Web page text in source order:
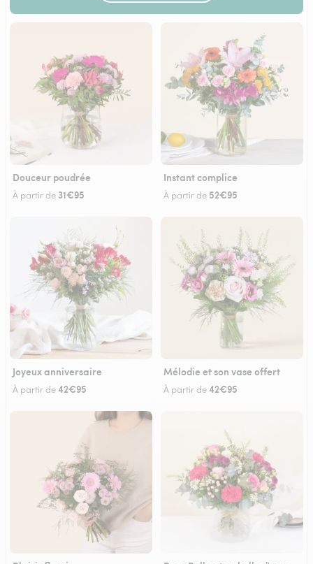
Douceur poudrée
À partir de 31€95
Instant complice
À partir de 52€95
Joyeux anniversaire
À partir de42€95
Mélodie et son vase offert
À partir de42€95